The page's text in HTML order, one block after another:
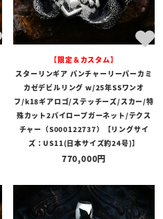
【限定＆カスタム】
スターリンギア パンチャーリーパーカミ
カゼデビルリング w/25年SSワンオ
フ/k18ギアロゴ/ステッチーズ/スカー/特
殊カット2パイロープガーネット/テクス
チャー（S000122737）【リングサイ
ズ：US11(日本サイズ約24号)】
770,000